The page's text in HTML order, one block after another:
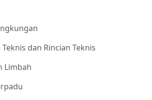
dan Rincian Teknis
Limbah